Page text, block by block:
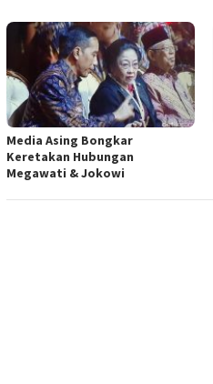
Media Asing Bongkar
Keretakan Hubungan
Megawati & Jokowi